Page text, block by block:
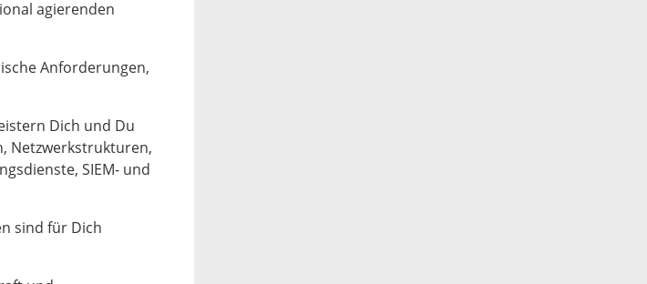
agierenden
Anforderungen,
Dich und Du
Netzwerkstrukturen,
SIEM- und
sind für Dich